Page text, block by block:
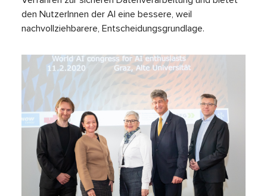
den NutzerInnen der AI eine bessere, weil
nachvollziehbarere, Entscheidungsgrundlage.